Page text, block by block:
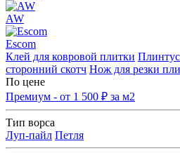
AW
Escom
Клей для ковровой плитки Плинтус
сторонний скотч Нож для резки
По цене
Премиум - от 1 500 ₽ за м2
Тип ворса
Луп-пайл Петля